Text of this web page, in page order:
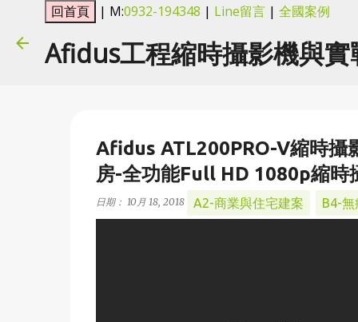
| M:0932-194348 | Line留言 | 全國案例
Afidus工程縮時攝影機與實
Afidus ATL200PRO-V縮時攝
房-全功能Full HD 1080p縮時
日期： 10月 18, 2018 A2-商業與住宅建案 B4-